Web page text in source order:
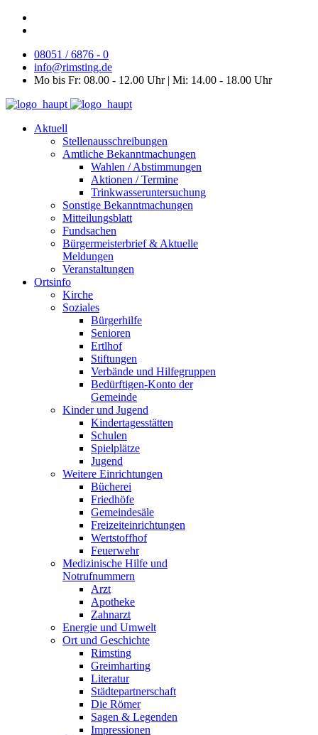
08051 / 6876 - 0
info@rimsting.de
Mo bis Fr: 08.00 - 12.00 Uhr | Mi: 14.00 - 18.00 Uhr
Aktuell
Stellenausschreibungen
Amtliche Bekanntmachungen
Wahlen / Abstimmungen
Aktionen / Termine
Trinkwasseruntersuchung
Sonstige Bekanntmachungen
Mitteilungsblatt
Fundsachen
Bürgermeisterbrief & Aktuelle
Meldungen
Veranstaltungen
Ortsinfo
Kirche
Soziales
Bürgerhilfe
Senioren
Ertlhof
Stiftungen
Verbände und Hilfegruppen
Bedürftigen-Konto der
Gemeinde
Kinder und Jugend
Kindertagesstätten
Schulen
Spielplätze
Jugend
Weitere Einrichtungen
Bücherei
Friedhöfe
Gemeindesäle
Freizeiteinrichtungen
Wertstoffhof
Feuerwehr
Medizinische Hilfe und
Notrufnummern
Arzt
Apotheke
Zahnarzt
Energie und Umwelt
Ort und Geschichte
Rimsting
Greimharting
Literatur
Städtepartnerschaft
Die Römer
Sagen & Legenden
Impressionen